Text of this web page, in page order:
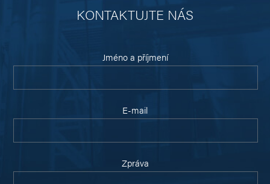
KONTAKTUJTE NÁS
Jméno a příjmení
E-mail
Zpráva